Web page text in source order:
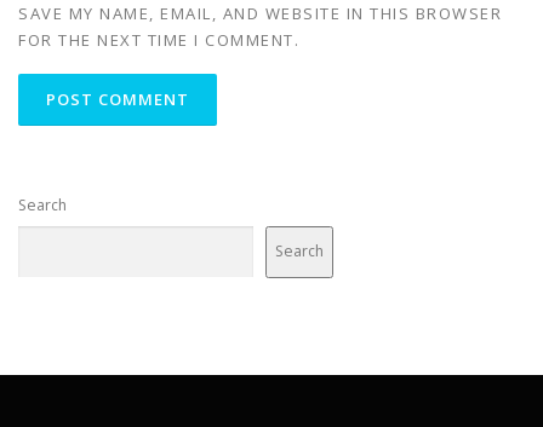
SAVE MY NAME, EMAIL, AND WEBSITE IN THIS BROWSER
FOR THE NEXT TIME I COMMENT.
Search
Search